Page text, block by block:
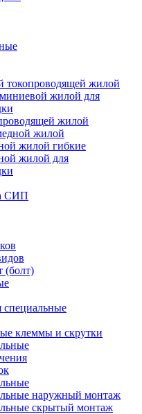
токопроводящей жилой
жилой для
жилой
жилой
жилой гибкие
жилой для
СИП
(болт)
клеммы и скрутки
наружный монтаж
скрытый монтаж